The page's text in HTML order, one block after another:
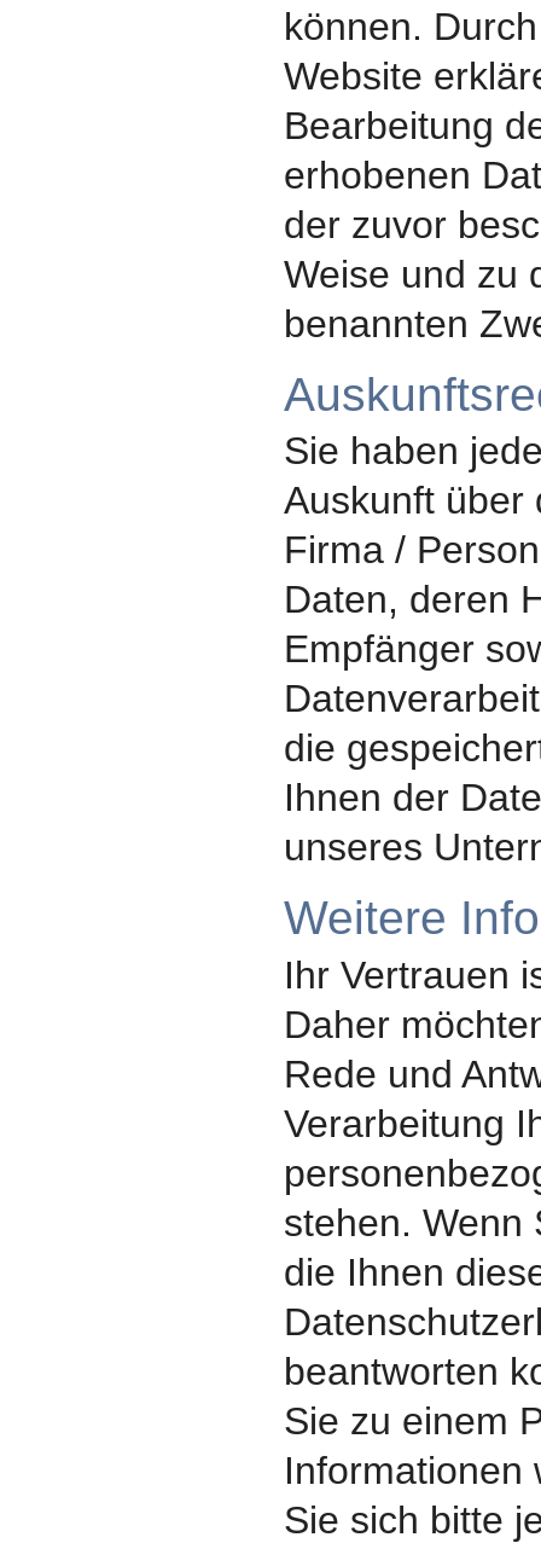
können.
Website
Bearbeitung
erhobenen
der zuvor
Weise und zu
benannten
Sie haben
Auskunft über
Firma /
Daten, deren
Empfänger
die
Ihnen der
unseres
Weitere
Ihr Vertrauen
Daher
Rede und
Verarbeitung
stehen. Wenn
die Ihnen
beantworten
Sie zu einem
Informationen
Sie sich bitte